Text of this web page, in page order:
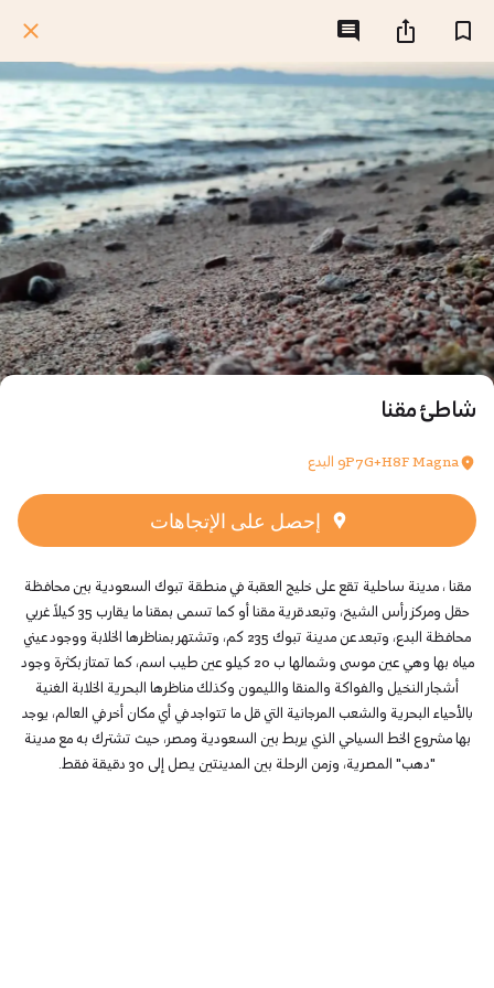
شاطئ مقنا
9P7G+H8F Magna البدع
إحصل على الإتجاهات
مقنا ، مدينة ساحلية تقع على خليج العقبة في منطقة تبوك السعودية بين محافظة
حقل ومركز رأس الشيخ، وتبعد قرية مقنا أو كما تسمى بمقنا ما يقارب 35 كيلاً غربي
محافظة البدع، وتبعد عن مدينة تبوك 235 كم، وتشتهر بمناظرها الخلابة ووجود عيني
مياه بها وهي عين موسى وشمالها ب 20 كيلو عين طيب اسم، كما تمتاز بكثرة وجود
أشجار النخيل والفواكة والمنقا والليمون وكذلك مناظرها البحرية الخلابة الغنية
بالأحياء البحرية والشعب المرجانية التي قل ما تتواجد في أي مكان أخر في العالم، يوجد
بها مشروع الخط السياحي الذي يربط بين السعودية ومصر، حيث تشترك به مع مدينة
"دهب" المصرية، وزمن الرحلة بين المدينتين يصل إلى 30 دقيقة فقط.